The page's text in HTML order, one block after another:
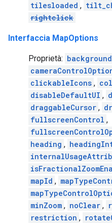
tilesloaded ,
rightclick
Interfaccia MapOptions
Proprietà:
clickableIcons ,
disableDefaultUI ,
draggableCursor ,
fullscreenControl ,
heading ,
mapId ,
minZoom , noClear ,
restriction ,